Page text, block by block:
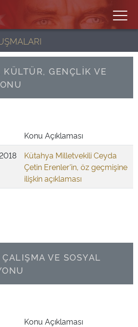
GENÇLİK VE
Konu Açıklaması
Kütahya Milletvekili Ceyda
Çetin Erenler'in, öz geçmişine
ilişkin açıklaması
VE SOSYAL
Konu Açıklaması